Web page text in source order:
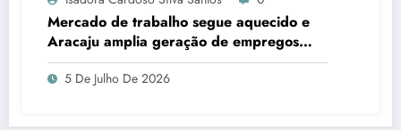
Mercado de trabalho segue aquecido e
Aracaju amplia geração de empregos
formais
5 De Julho De 2026